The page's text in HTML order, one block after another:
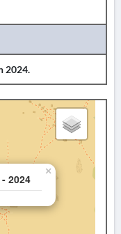
2024.
2024
×